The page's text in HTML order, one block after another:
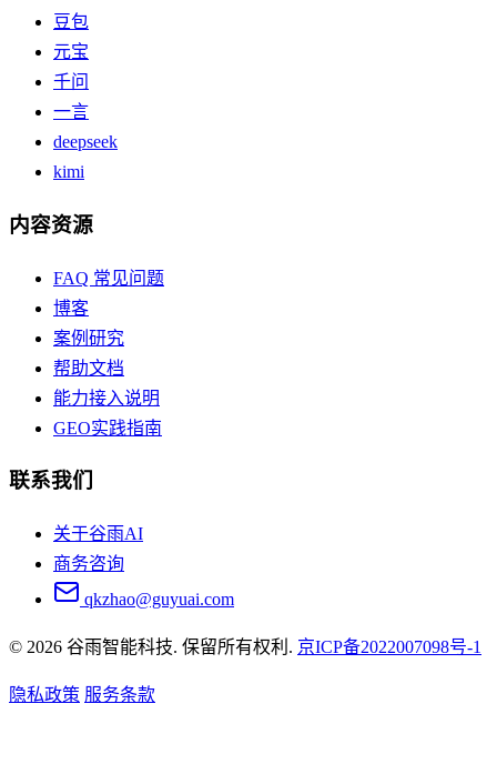
豆包
元宝
千问
一言
deepseek
kimi
内容资源
FAQ 常见问题
博客
案例研究
帮助文档
能力接入说明
GEO实践指南
联系我们
关于谷雨AI
商务咨询
qkzhao@guyuai.com
© 2026 谷雨智能科技. 保留所有权利. 京ICP备2022007098号-1
隐私政策 服务条款